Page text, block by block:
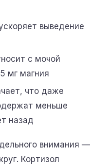
выведение
с мочой
мг магния
что даже
меньше
назад
внимания —
Кортизол